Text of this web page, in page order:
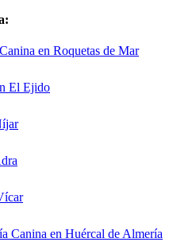
:
en Roquetas de Mar
El Ejido
Canina en Huércal de Almería